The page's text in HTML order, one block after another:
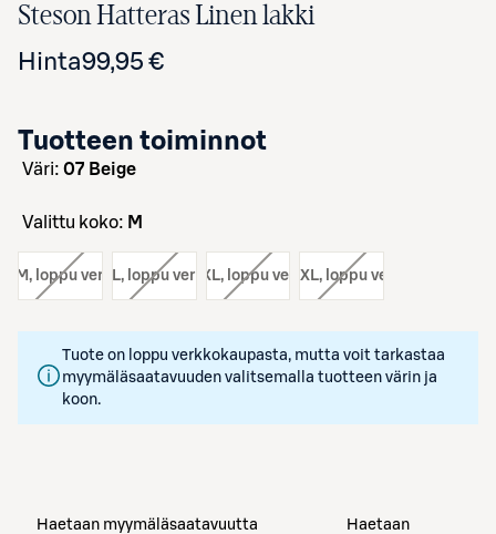
Steson Hatteras Linen lakki
Hinta99,95 €
Tuotteen toiminnot
väri: 07 Beige
Valittu koko: M
M, loppu verkosta
koko: L, loppu verkosta
koko: XL, loppu verkosta
koko: XXL, loppu verkosta
Tuote on loppu verkkokaupasta, mutta voit tarkastaa
myymäläsaatavuuden valitsemalla tuotteen värin ja
koon.
Haetaan myymäläsaatavuutta
Haetaan